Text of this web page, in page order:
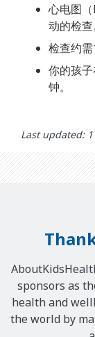
心电图
动的检查
检查约需
你的孩
钟。
Last updated:
sponsors as
health and
the world by